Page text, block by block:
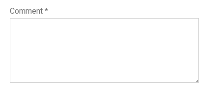
Comment *